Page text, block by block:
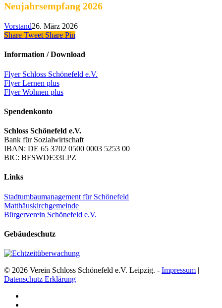
Neujahrsempfang 2026
Vorstand26. März 2026
Share Tweet Share Pin
Information / Download
Flyer Schloss Schönefeld e.V.
Flyer Lernen plus
Flyer Wohnen plus
Spendenkonto
Schloss Schönefeld e.V.
Bank für Sozialwirtschaft
IBAN: DE 65 3702 0500 0003 5253 00
BIC: BFSWDE33LPZ
Links
Stadtumbaumanagement für Schönefeld
Matthäuskirchgemeinde
Bürgerverein Schönefeld e.V.
Gebäudeschutz
© 2026 Verein Schloss Schönefeld e.V. Leipzig. - Impressum |
Datenschutz Erklärung